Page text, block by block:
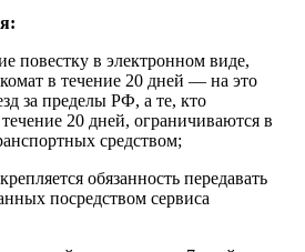
повестку в электронном виде,
в течение 20 дней — на это
за пределы РФ, а те, кто
20 дней, ограничиваются в
средством;
обязанность передавать
посредством сервиса